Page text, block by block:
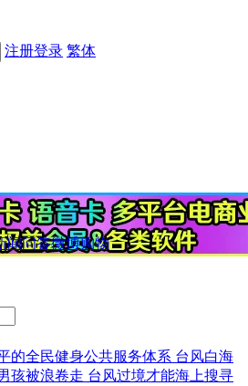
注册登录 繁体
闻问答微博购物
的全民健身公共服务体系 台风白海
孩被浪卷走 台风过境才能海上搜寻